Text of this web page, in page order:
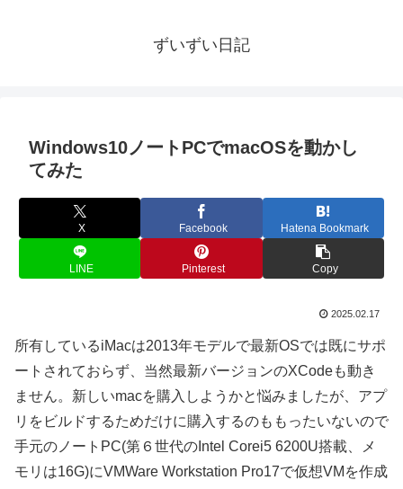
ずいずい日記
Windows10ノートPCでmacOSを動かし
てみた
X Facebook Hatena Bookmark
LINE Pinterest Copy
2025.02.17
所有しているiMacは2013年モデルで最新OSでは既にサポ
ートされておらず、当然最新バージョンのXCodeも動き
ません。新しいmacを購入しようかと悩みましたが、アプ
リをビルドするためだけに購入するのももったいないので
手元のノートPC(第６世代のIntel Corei5 6200U搭載、メ
モリは16G)にVMWare Workstation Pro17で仮想VMを作成